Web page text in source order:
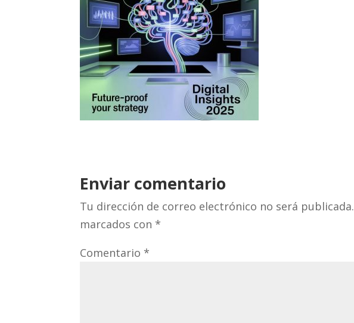
Enviar comentario
Tu dirección de correo electrónico no será publicada.
marcados con *
Comentario *